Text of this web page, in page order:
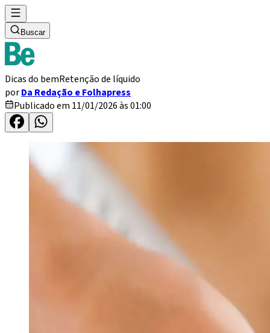
Buscar
Dicas do bemRetenção de líquido
porDa Redação e Folhapress
Publicado em 11/01/2026 às 01:00